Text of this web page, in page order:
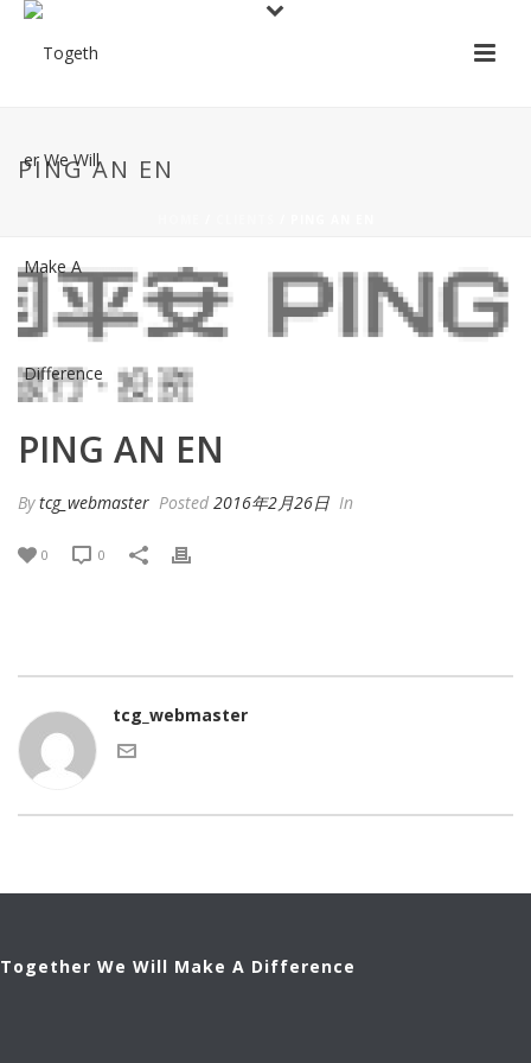
PING AN EN
PING AN EN
Bytcg_webmaster Posted 2016年2月26日 In
0 0
tcg_webmaster
Together We Will Make A Difference